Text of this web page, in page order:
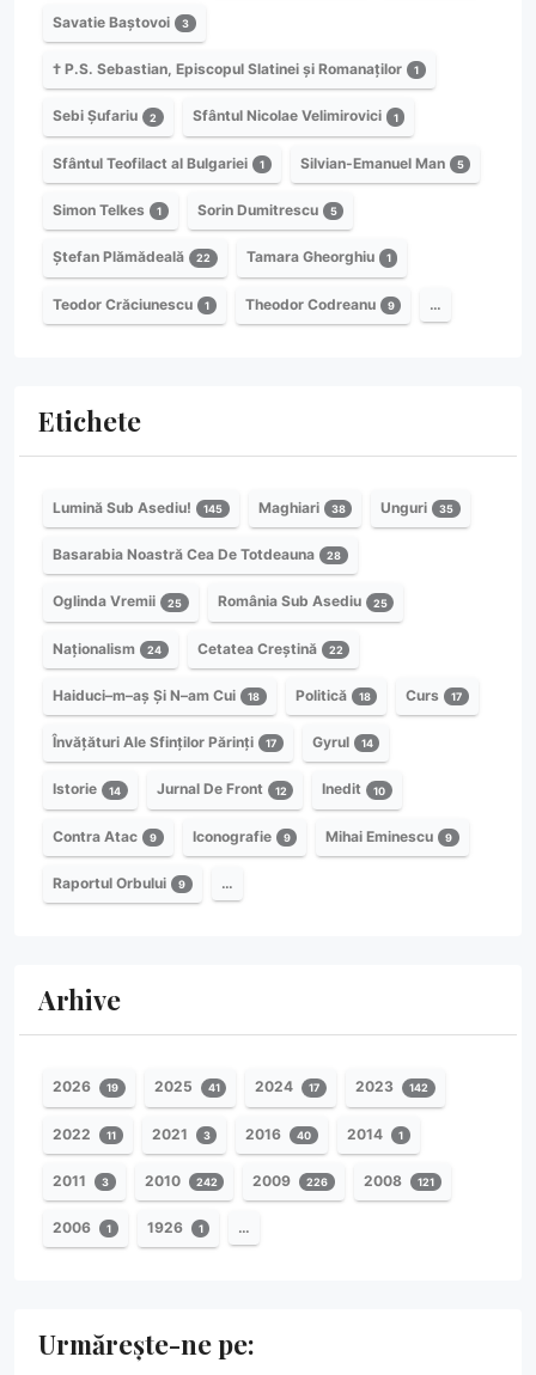
Savatie Baștovoi 3
† P.S. Sebastian, Episcopul Slatinei și Romanaților 1
Sebi Șufariu 2 Sfântul Nicolae Velimirovici 1
Sfântul Teofilact al Bulgariei 1 Silvian-Emanuel Man 5
Simon Telkes 1 Sorin Dumitrescu 5
Ștefan Plămădeală 22 Tamara Gheorghiu 1
Teodor Crăciunescu 1 Theodor Codreanu 9 …
Etichete
Lumină Sub Asediu! 145 Maghiari 38 Unguri 35
Basarabia Noastră Cea De Totdeauna 28
Oglinda Vremii 25 România Sub Asediu 25
Naționalism 24 Cetatea Creștină 22
Haiduci–m–aș Și N–am Cui 18 Politică 18 Curs 17
Învățături Ale Sfinților Părinți 17 Gyrul 14
Istorie 14 Jurnal De Front 12 Inedit 10
Contra Atac 9 Iconografie 9 Mihai Eminescu 9
Raportul Orbului 9 …
Arhive
2026 19 2025 41 2024 17 2023 142
2022 11 2021 3 2016 40 2014 1
2011 3 2010 242 2009 226 2008 121
2006 1 1926 1 …
Urmărește-ne pe: